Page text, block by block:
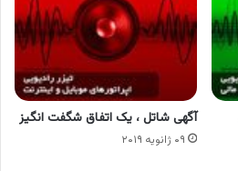
آگهی شاتل ، یک اتفاق شگفت انگیز
۰۹ ژانویه ۲۰۱۹